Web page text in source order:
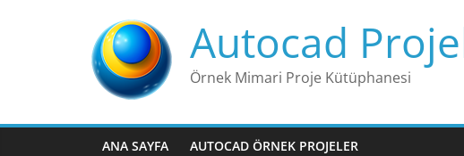
Autocad
Örnek Mimari Proje Kütüphanesi
ANA SAYFA AUTOCAD ÖRNEK PROJELER